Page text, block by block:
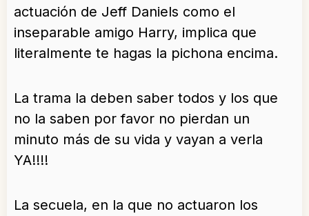
actuación de Jeff Daniels como el
inseparable amigo Harry, implica que
literalmente te hagas la pichona encima.
La trama la deben saber todos y los que
no la saben por favor no pierdan un
minuto más de su vida y vayan a verla
YA!!!!
La secuela, en la que no actuaron los